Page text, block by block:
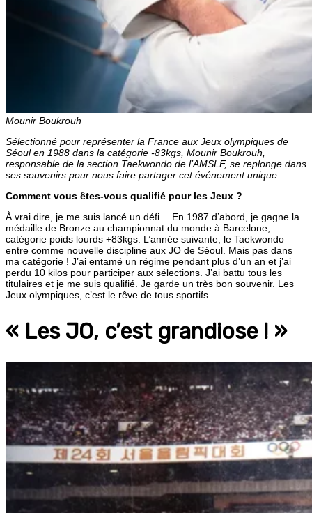
Mounir Boukrouh
Sélectionné pour représenter la France aux Jeux olympiques de
Séoul en 1988 dans la catégorie -83kgs, Mounir Boukrouh,
responsable de la section Taekwondo de l’AMSLF, se replonge dans
ses souvenirs pour nous faire partager cet événement unique.
Comment vous êtes-vous qualifié pour les Jeux ?
À vrai dire, je me suis lancé un défi… En 1987 d’abord, je gagne la
médaille de Bronze au championnat du monde à Barcelone,
catégorie poids lourds +83kgs. L’année suivante, le Taekwondo
entre comme nouvelle discipline aux JO de Séoul. Mais pas dans
ma catégorie ! J’ai entamé un régime pendant plus d’un an et j’ai
perdu 10 kilos pour participer aux sélections. J’ai battu tous les
titulaires et je me suis qualifié. Je garde un très bon souvenir. Les
Jeux olympiques, c’est le rêve de tous sportifs.
« Les JO, c’est grandiose ! »